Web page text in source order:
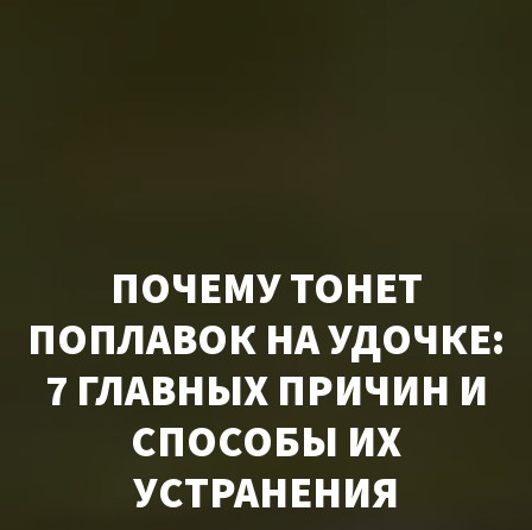
ПОЧЕМУ ТОНЕТ
ПОПЛАВОК НА УДОЧКЕ:
7 ГЛАВНЫХ ПРИЧИН И
СПОСОБЫ ИХ
УСТРАНЕНИЯ